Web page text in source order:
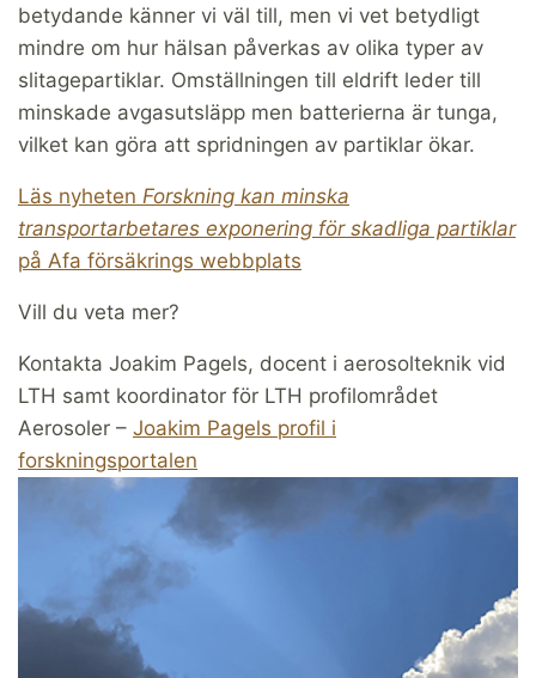
betydande känner vi väl till, men vi vet betydligt
mindre om hur hälsan påverkas av olika typer av
slitagepartiklar. Omställningen till eldrift leder till
minskade avgasutsläpp men batterierna är tunga,
vilket kan göra att spridningen av partiklar ökar.
Läs nyheten Forskning kan minska
transportarbetares expo­nering för skadliga partiklar
på Afa försäkrings webbplats
Vill du veta mer?
Kontakta Joakim Pagels, docent i aerosolteknik vid
LTH samt koordinator för LTH profilområdet
Aerosoler – Joakim Pagels profil i
forskningsportalen